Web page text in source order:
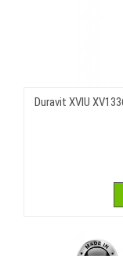
Duravit XVIU